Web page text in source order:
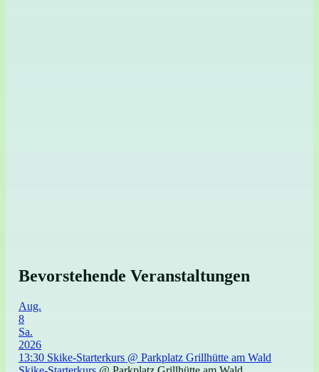
Bevorstehende Veranstaltungen
Aug.
8
Sa.
2026
13:30 Skike-Starterkurs @ Parkplatz Grillhütte am Wald